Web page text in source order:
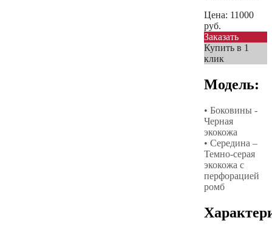
Цена: 11000
руб.
Заказать
Купить в 1
клик
Модель:
• Боковины -
Черная
экокожа
• Середина –
Темно-серая
экокожа с
перфорацией
ромб